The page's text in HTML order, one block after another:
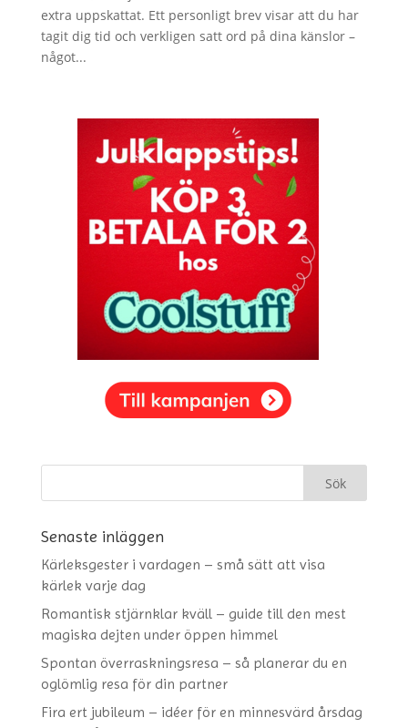
extra uppskattat. Ett personligt brev visar att du har
tagit dig tid och verkligen satt ord på dina känslor –
något...
Senaste inläggen
Kärleksgester i vardagen – små sätt att visa
kärlek varje dag
Romantisk stjärnklar kväll – guide till den mest
magiska dejten under öppen himmel
Spontan överraskningsresa – så planerar du en
oglömlig resa för din partner
Fira ert jubileum – idéer för en minnesvärd årsdag